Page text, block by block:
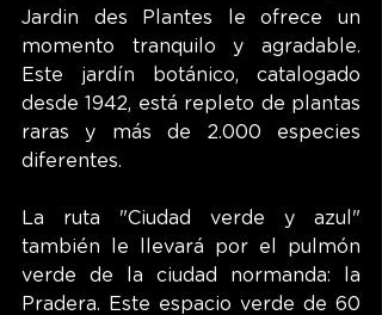
Jardin des Plantes le ofrece un
momento tranquilo y agradable.
Este jardín botánico, catalogado
desde 1942, está repleto de plantas
raras y más de 2.000 especies
diferentes.
La ruta "Ciudad verde y azul"
también le llevará por el pulmón
verde de la ciudad normanda: la
Pradera. Este espacio verde de 60